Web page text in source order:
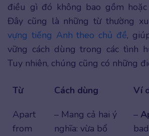
điều gì đó không bao gồm
Đây cũng là những từ thường
vựng tiếng Anh theo chủ đề,
vững cách dùng trong các tình
Tuy nhiên, chúng cũng có những
Từ Cách dùng
Ví
Apart
from
– Mang cả hai ý
nghĩa: vừa bổ
–